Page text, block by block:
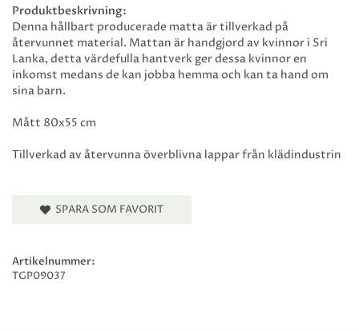
Produktbeskrivning:
Denna hållbart producerade matta är tillverkad på
återvunnet material. Mattan är handgjord av kvinnor i Sri
Lanka, detta värdefulla hantverk ger dessa kvinnor en
inkomst medans de kan jobba hemma och kan ta hand om
sina barn.
Mått 80x55 cm
Tillverkad av återvunna överblivna lappar från klädindustrin
SPARA SOM FAVORIT
Artikelnummer:
TGP09037